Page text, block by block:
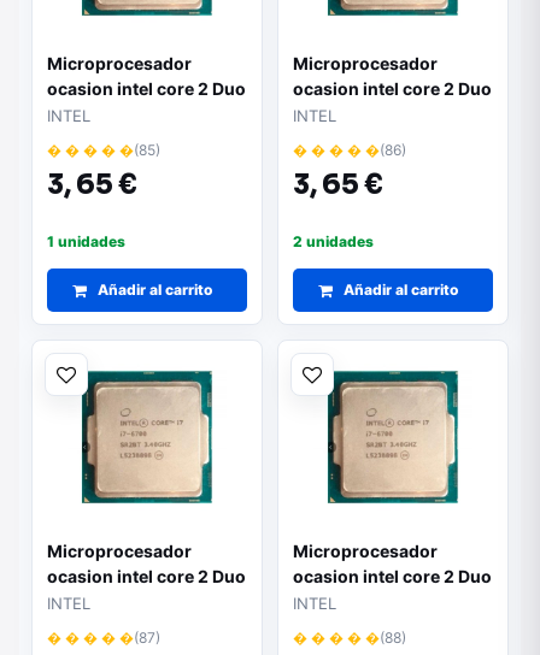
Microprocesador
ocasion intel core 2 Duo
7300
INTEL
� � � � �(85)
3,65 €
1 unidades
Añadir al carrito
Microprocesador
ocasion intel core 2 Duo
7400
INTEL
� � � � �(86)
3,65 €
2 unidades
Añadir al carrito
Microprocesador
ocasion intel core 2 Duo
7500
INTEL
� � � � �(87)
Microprocesador
ocasion intel core 2 Duo
8200
INTEL
� � � � �(88)